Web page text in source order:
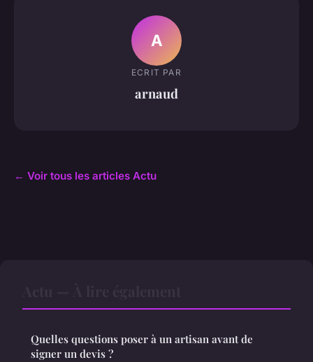
A
ECRIT PAR
arnaud
← Voir tous les articles Actu
Quelles questions poser à un artisan avant de
signer un devis ?